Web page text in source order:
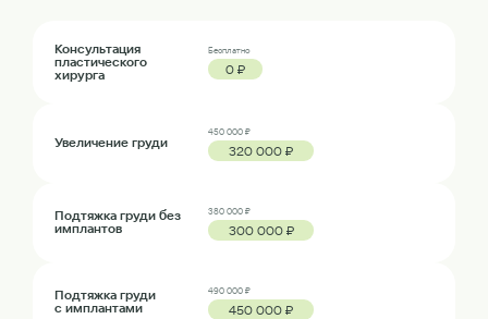
Консультация
пластического
хирурга
Бесплатно
0 ₽
Увеличение груди
450 000 ₽
320 000 ₽
Подтяжка груди без
имплантов
380 000 ₽
300 000 ₽
Подтяжка груди
с имплантами
490 000 ₽
450 000 ₽